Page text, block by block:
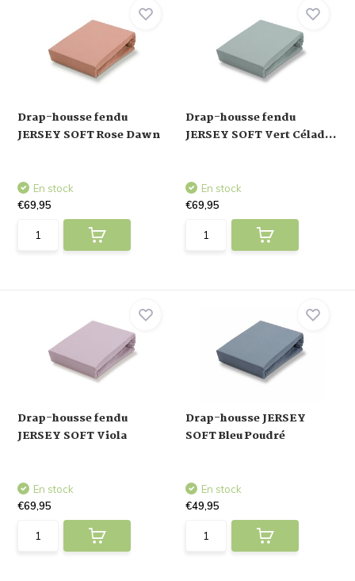
Drap-housse fendu
JERSEY SOFT Rose Dawn
En stock
€69,95
Drap-housse fendu
JERSEY SOFT Vert Célad...
En stock
€69,95
Drap-housse fendu
JERSEY SOFT Viola
En stock
€69,95
Drap-housse JERSEY
SOFT Bleu Poudré
En stock
€49,95